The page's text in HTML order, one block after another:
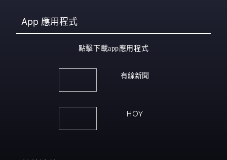
App 應用程式
點擊下載app應用程式
有線新聞
HOY